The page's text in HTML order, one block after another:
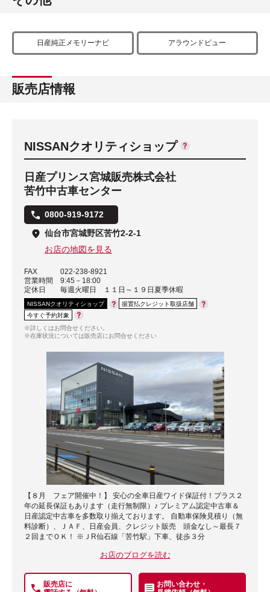
日産純正メモリーナビ アラウンドビュー
販売店情報
NISSANクオリティショップ
日産プリンス宮城販売株式会社
苦竹中古車センター
0800-919-9172
仙台市宮城野区苦竹2-2-1
お店の地図を見る
FAX
022-238-8921
営業時間
9:45－18:00
定休日
毎週火曜日 １１日～１９日夏季休暇
NISSANクオリティショップ
据置払クレジット取扱店舗
今すぐ予約対象
※詳しくはお問合せください。
※在庫状況については販売店にお問合せください
【８月 フェア開催中！】 安心の全車日産ワイド保証付！プラス２
年の延長保証もあります（走行無制限）♪ プレミアム認定中古車＆
日産認定中古車を多数取り揃えております。 自動車保険見積り（無
料診断）、ＪＡＦ、日産会員、クレジット販売 頭金なし～最長７
２回までＯＫ！ ※ＪR仙石線「苦竹駅」下車、徒歩３分
お店のブログを読む
販売店に
お問い合わせ・